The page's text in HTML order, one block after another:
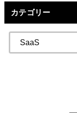
カテゴリー